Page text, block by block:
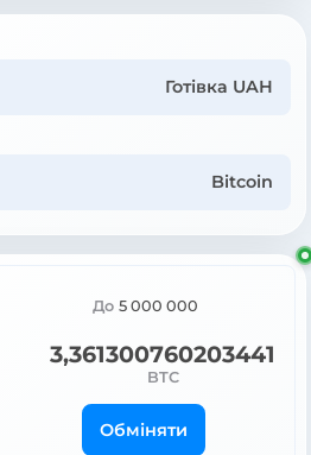
Готівка UAH
Bitcoin
До 5 000 000
3,361300760203441
BTC
Обміняти